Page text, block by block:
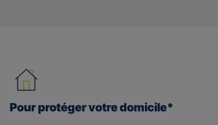
Pour protéger votre domicile*